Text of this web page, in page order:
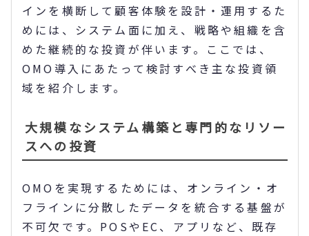
インを横断して顧客体験を設計・運用するた
めには、システム面に加え、戦略や組織を含
めた継続的な投資が伴います。ここでは、
OMO導入にあたって検討すべき主な投資領
域を紹介します。
大規模なシステム構築と専門的なリソー
スへの投資
OMOを実現するためには、オンライン・オ
フラインに分散したデータを統合する基盤が
不可欠です。POSやEC、アプリなど、既存